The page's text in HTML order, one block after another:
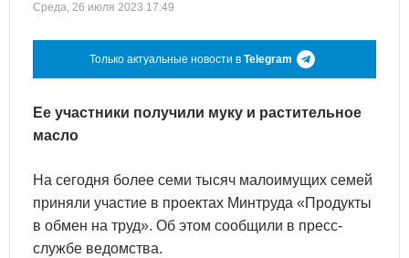
Среда, 26 июля 2023 17:49
Только актуальные новости в Telegram
Ее участники получили муку и растительное
масло
На сегодня более семи тысяч малоимущих семей
приняли участие в проектах Минтруда «Продукты
в обмен на труд». Об этом сообщили в пресс-
службе ведомства.